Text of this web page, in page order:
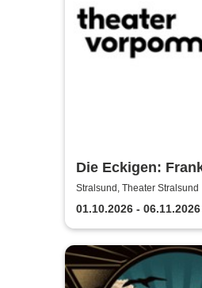
Die Eckigen:
Theater
Stralsund, Theater Stralsund
01.10.2026 - 06.11.2026